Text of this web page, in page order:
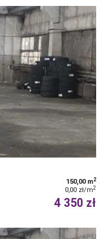
150,00 m2
0,00 zł/m2
4 350 zł